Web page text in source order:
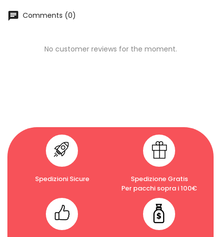
chat Comments (0)
No customer reviews for the moment.
Spedizioni Sicure
Spedizione Gratis
Per pacchi sopra i 100€